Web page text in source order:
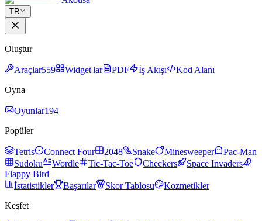
TR
Oluştur
Araçlar559 Widget'lar PDF İş Akışı
Kod Alanı
Oyna
Oyunlar194
Popüler
Tetris Connect Four 2048 Snake Minesweeper
Pac-Man
Sudoku
Wordle Tic-Tac-Toe Checkers
Space Invaders
Flappy Bird
İstatistikler
Başarılar Skor Tablosu
Kozmetikler
Keşfet